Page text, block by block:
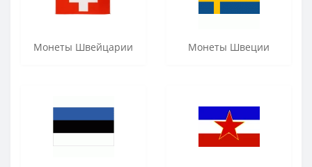
Монеты Швейцарии Монеты Швеции